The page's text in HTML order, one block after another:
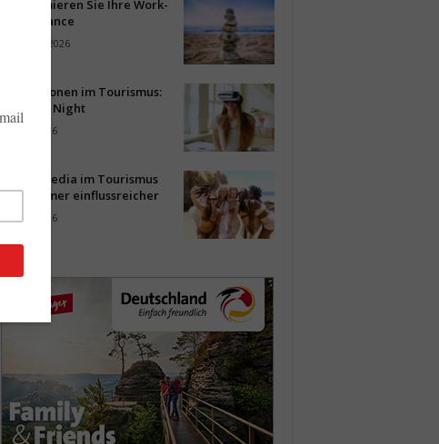
So optimieren Sie Ihre Work-
Life-Balance
3. August 2026
Innovationen im Tourismus:
Start-up Night
31. Juli 2026
Social Media im Tourismus
wird immer einflussreicher
30. Juli 2026